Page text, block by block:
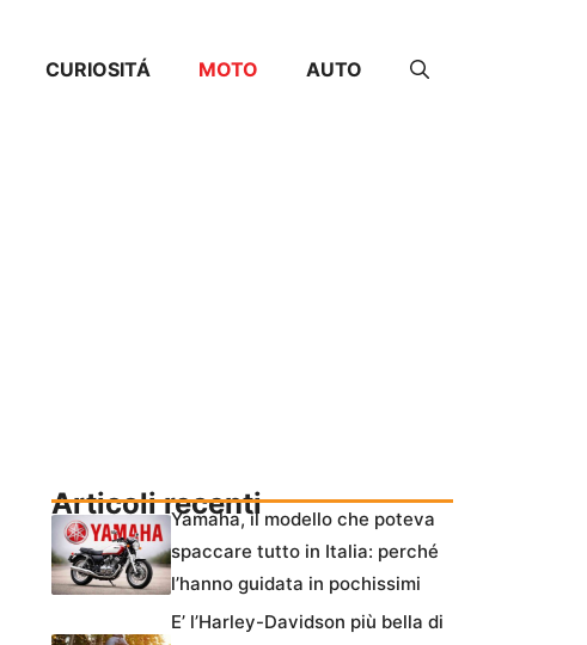
CURIOSITÁ MOTO AUTO
Articoli recentiYamaha, il modello che poteva
spaccare tutto in Italia: perché
l’hanno guidata in pochissimi
E’ l’Harley-Davidson più bella di